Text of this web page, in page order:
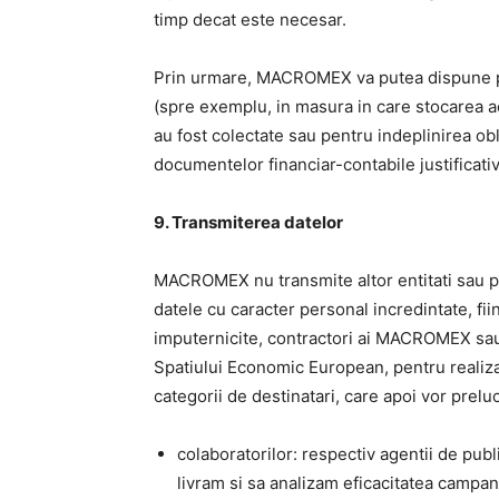
timp decat este necesar.
Prin urmare, MACROMEX va putea
(spre exemplu, in masura in care stocarea
au fost colectate sau pentru indeplinirea
documentelor financiar-contabile
9. Transmiterea datelor
MACROMEX nu transmite altor entitati
datele cu caracter personal incredintate,
imputernicite, contractori ai MACROMEX
Spatiului Economic European, pentru
categorii de destinatari, care apoi vor
colaboratorilor: respectiv agentii de
livram si sa analizam eficacitatea